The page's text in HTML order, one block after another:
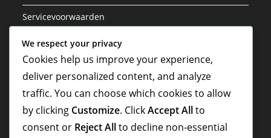
Servicevoorwaarden
Cookies en tracking
Ons verhaal
Zoeken
We respect your privacy
Cookies help us improve your experience,
deliver personalized content, and analyze
traffic. You can choose which cookies to allow
by clicking Customize. ClickAccept Allto
consent or Reject Allto decline non-essential